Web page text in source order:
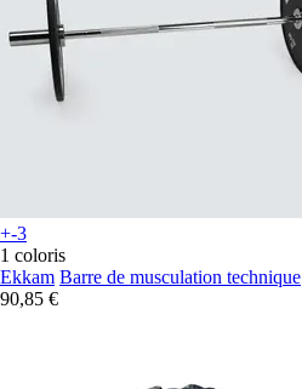
+-3
1 coloris
Ekkam Barre de musculation technique
90,85 €